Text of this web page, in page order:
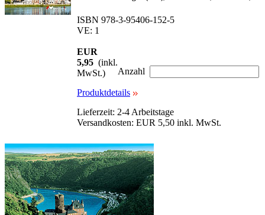
ISBN 978-3-95406-152-5
VE: 1
EUR
5,95 (inkl.
MwSt.)
Anzahl
Produktdetails
Lieferzeit: 2-4 Arbeitstage
Versandkosten: EUR 5,50 inkl. MwSt.